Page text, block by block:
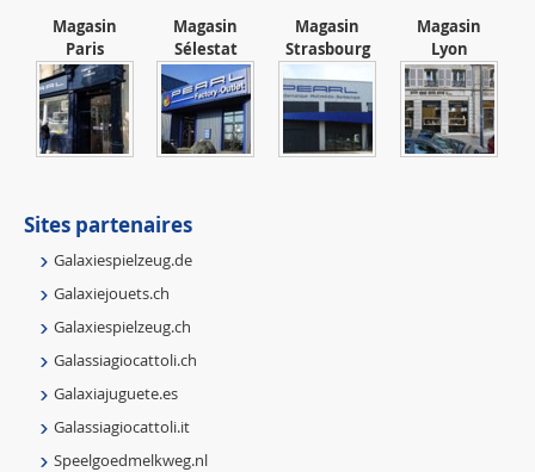
Magasin
Paris
Magasin
Sélestat
Magasin
Strasbourg
Magasin
Lyon
Sites partenaires
Galaxiespielzeug.de
Galaxiejouets.ch
Galaxiespielzeug.ch
Galassiagiocattoli.ch
Galaxiajuguete.es
Galassiagiocattoli.it
Speelgoedmelkweg.nl